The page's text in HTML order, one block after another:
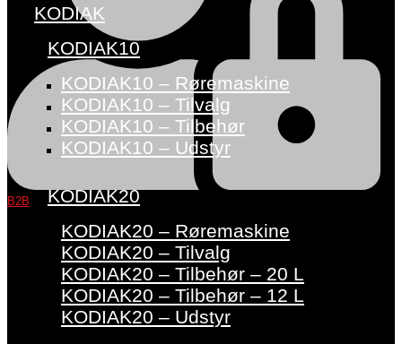
B2B
KODIAK
KODIAK10
KODIAK10 – Røremaskine
KODIAK10 – Tilvalg
KODIAK10 – Tilbehør
KODIAK10 – Udstyr
KODIAK20
KODIAK20 – Røremaskine
KODIAK20 – Tilvalg
KODIAK20 – Tilbehør – 20 L
KODIAK20 – Tilbehør – 12 L
KODIAK20 – Udstyr